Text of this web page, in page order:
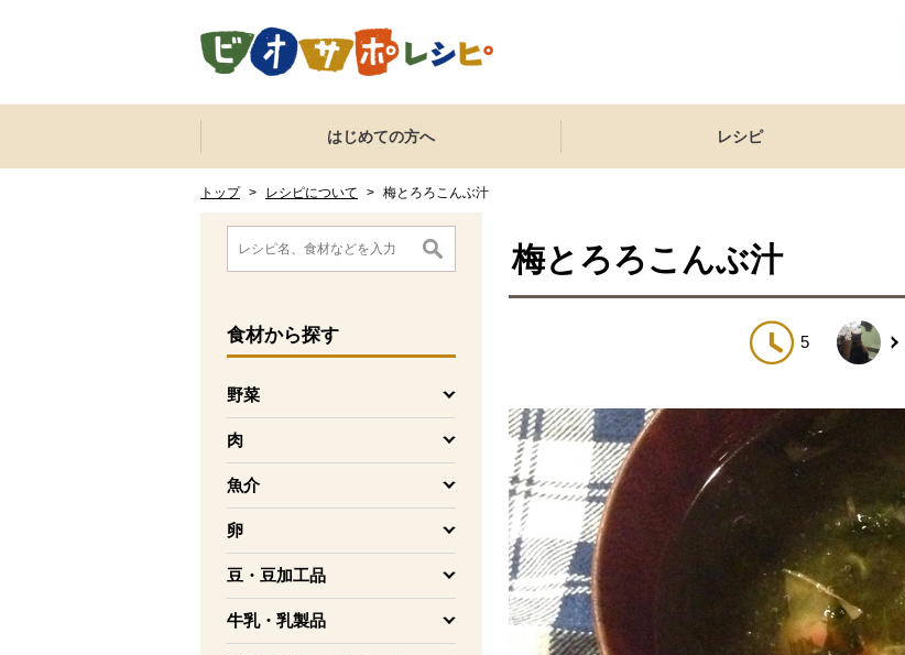
ここからサイト内共通メニューです。
サイト内共通メニューをスキップする
はじめての方へ レシピ
トップ > レシピについて > 梅とろろこんぶ汁
ここから消費材検索メニューです。
食材から探す
野菜
を開く
肉
を開く
魚介
を開く
卵
を開く
豆・豆加工品
を開く
牛乳・乳製品
を開く
消費材検索メニューここまで。
ここから本文です。
梅とろろこんぶ汁
5